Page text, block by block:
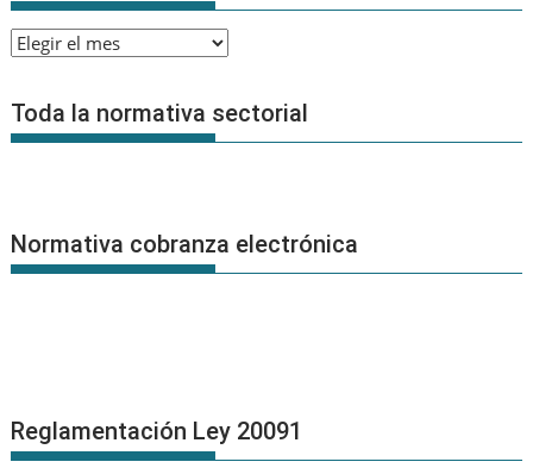
Archivo
Noticias
Toda la normativa sectorial
Normativa cobranza electrónica
Reglamentación Ley 20091